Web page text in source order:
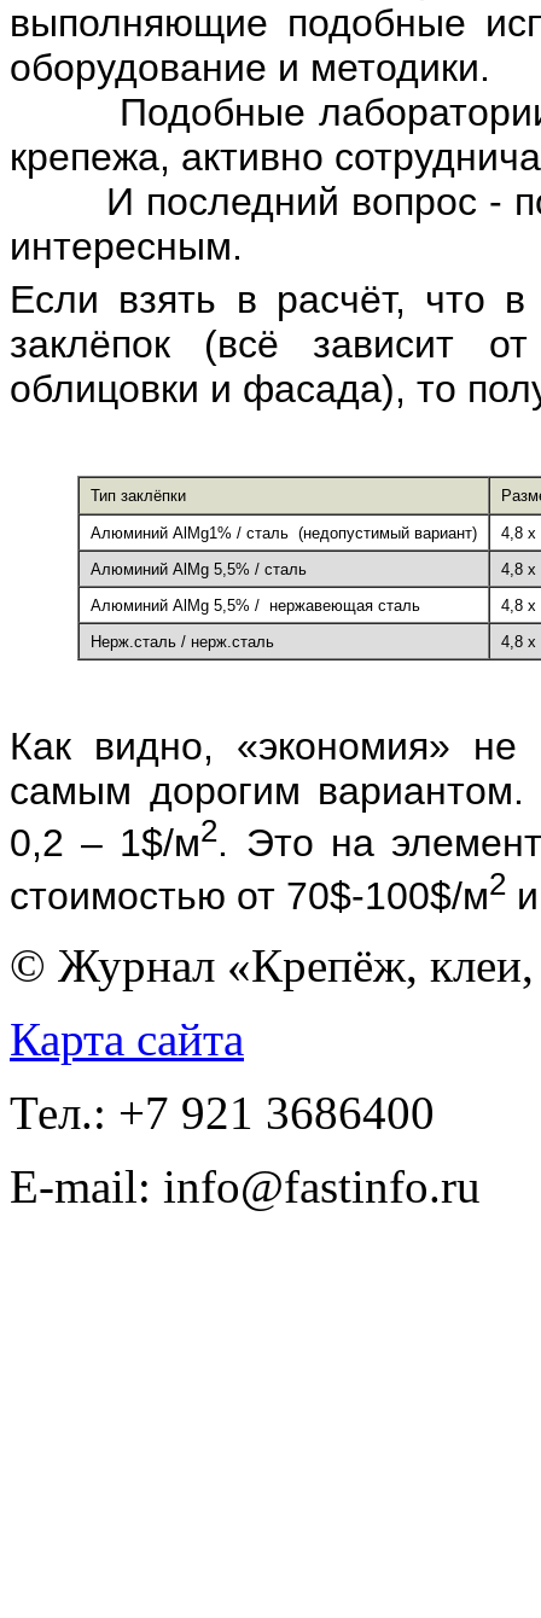
выполняющие подобные
оборудование и методики.
Подобные лаборатории,
крепежа, активно
И последний вопрос - по
интересным.
Если взять в расчёт, что
заклёпок (всё зависит
облицовки и фасада), то
Тип заклёпки
Алюминий AlMg1% / сталь (недопустимый вариант)
4,8
Алюминий AlMg 5,5% / сталь
4,8
Алюминий AlMg 5,5% / нержавеющая сталь
4,8
Нерж.сталь / нерж.сталь
4,8
Как видно, «экономия»
самым дорогим
0,2 – 1$/м2. Это на
стоимостью от 70$-100$/м2
© Журнал «Крепёж, клеи,
Карта сайта
Тел.: +7 921 3686400
E-mail: info@fastinfo.ru